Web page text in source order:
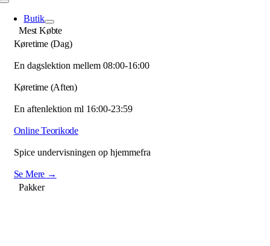
Toggle
Navigation
Butik
Mest Købte
Køretime (Dag)
En dagslektion mellem 08:00-16:00
Køretime (Aften)
En aftenlektion ml 16:00-23:59
Online Teorikode
Spice undervisningen op hjemmefra
Se Mere →
Pakker